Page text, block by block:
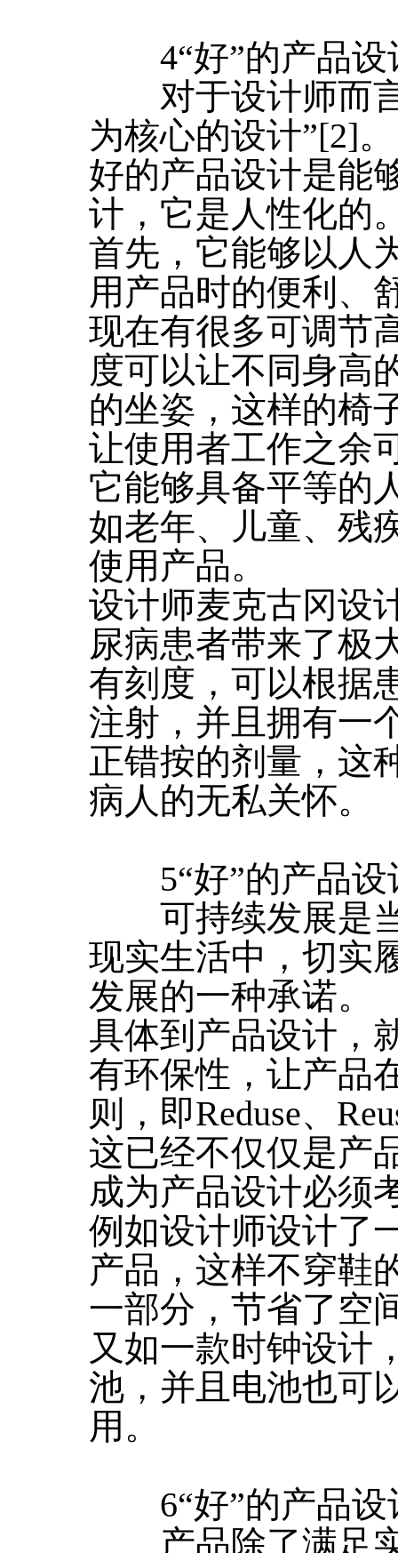
4“好”的产品设
对于设计师而言
为核心的设计”[2]。
好的产品设计是能
计，它是人性化的
首先，它能够以人
用产品时的便利、
现在有很多可调节
度可以让不同身高
的坐姿，这样的椅
让使用者工作之余
它能够具备平等的
如老年、儿童、残
使用产品。
设计师麦克古冈设
尿病患者带来了极
有刻度，可以根据
注射，并且拥有一
正错按的剂量，这
病人的无私关怀。
5“好”的产品设
可持续发展是当
现实生活中，切实
发展的一种承诺。
具体到产品设计，
有环保性，让产品
则，即Reduse、
这已经不仅仅是产
成为产品设计必须
例如设计师设计了
产品，这样不穿鞋
一部分，节省了空
又如一款时钟设计
池，并且电池也可
用。
6“好”的产品设
产品除了满足实